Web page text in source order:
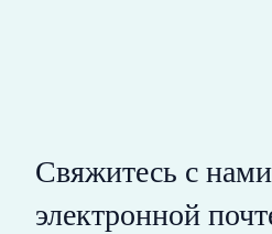
Свяжитесь с
электронной